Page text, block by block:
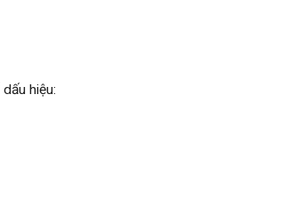
hiệu: